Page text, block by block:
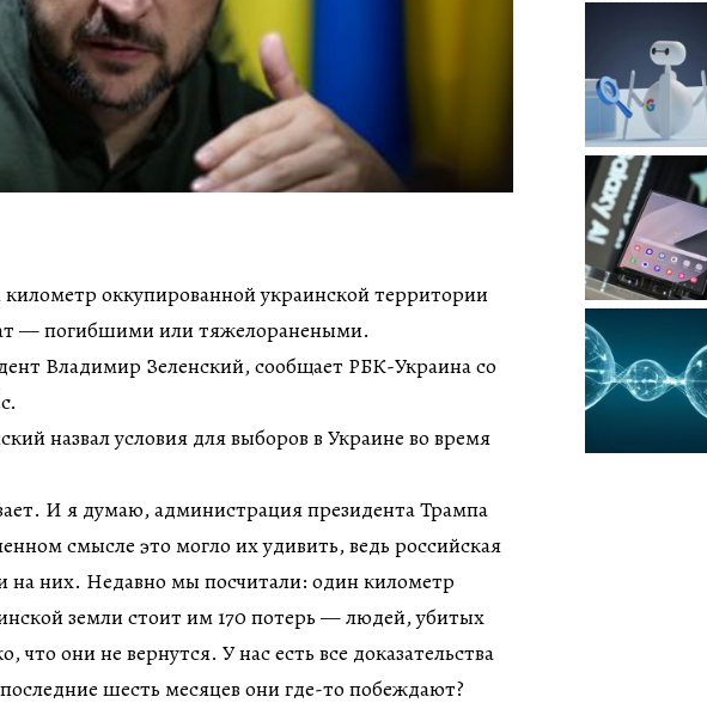
километр оккупированной украинской территории
— погибшими или тяжелоранеными.
Владимир Зеленский, сообщает РБК-Украина со
назвал условия для выборов в Украине во время
И я думаю, администрация президента Трампа
смысле это могло их удивить, ведь российская
на них. Недавно мы посчитали: один километр
земли стоит им 170 потерь — людей, убитых
что они не вернутся. У нас есть все доказательства
последние шесть месяцев они где-то побеждают?